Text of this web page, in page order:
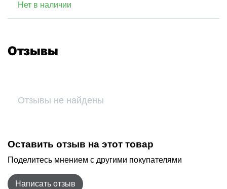
Нет в наличии
Отзывы
Отзывы не найдены
Оставить отзыв на этот товар
Поделитесь мнением с другими покупателями
Написать отзыв